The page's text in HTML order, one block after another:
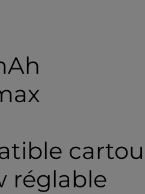
réglable